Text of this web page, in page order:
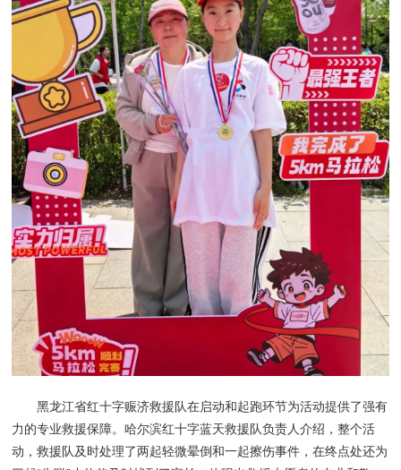
黑龙江省红十字赈济救援队在启动和起跑环节为活动提供了强有
力的专业救援保障。哈尔滨红十字蓝天救援队负责人介绍，整个活
动，救援队及时处理了两起轻微晕倒和一起擦伤事件，在终点处还为